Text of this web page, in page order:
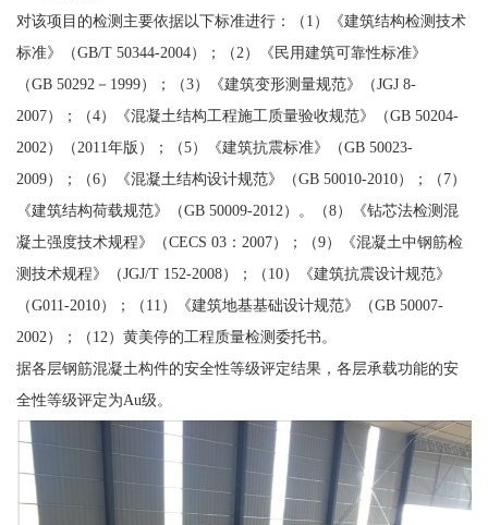
对该项目的检测主要依据以下标准进行：（1）《建筑结构检测技术
标准》（GB/T 50344-2004）；（2）《民用建筑可靠性标准》
（GB 50292－1999）；（3）《建筑变形测量规范》（JGJ 8-
2007）；（4）《混凝土结构工程施工质量验收规范》（GB 50204-
2002）（2011年版）；（5）《建筑抗震标准》（GB 50023-
2009）；（6）《混凝土结构设计规范》（GB 50010-2010）；（7）
《建筑结构荷载规范》（GB 50009-2012）。（8）《钻芯法检测混
凝土强度技术规程》（CECS 03：2007）；（9）《混凝土中钢筋检
测技术规程》（JGJ/T 152-2008）；（10）《建筑抗震设计规范》
（G011-2010）；（11）《建筑地基基础设计规范》（GB 50007-
2002）；（12）黄美停的工程质量检测委托书。
据各层钢筋混凝土构件的安全性等级评定结果，各层承载功能的安
全性等级评定为Au级。